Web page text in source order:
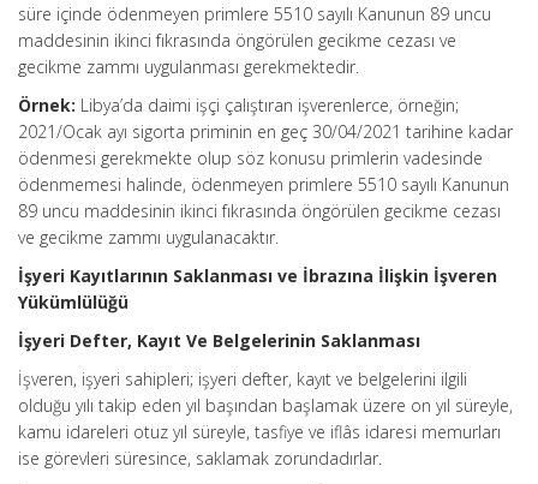
süre içinde ödenmeyen primlere 5510 sayılı Kanunun 89 uncu
maddesinin ikinci fıkrasında öngörülen gecikme cezası ve
gecikme zammı uygulanması gerekmektedir.
Örnek: Libya’da daimi işçi çalıştıran işverenlerce, örneğin;
2021/Ocak ayı sigorta priminin en geç 30/04/2021 tarihine kadar
ödenmesi gerekmekte olup söz konusu primlerin vadesinde
ödenmemesi halinde, ödenmeyen primlere 5510 sayılı Kanunun
89 uncu maddesinin ikinci fıkrasında öngörülen gecikme cezası
ve gecikme zammı uygulanacaktır.
İşyeri Kayıtlarının Saklanması ve İbrazına İlişkin İşveren
Yükümlülüğü
İşyeri Defter, Kayıt Ve Belgelerinin Saklanması
İşveren, işyeri sahipleri; işyeri defter, kayıt ve belgelerini ilgili
olduğu yılı takip eden yıl başından başlamak üzere on yıl süreyle,
kamu idareleri otuz yıl süreyle, tasfiye ve iflâs idaresi memurları
ise görevleri süresince, saklamak zorundadırlar.